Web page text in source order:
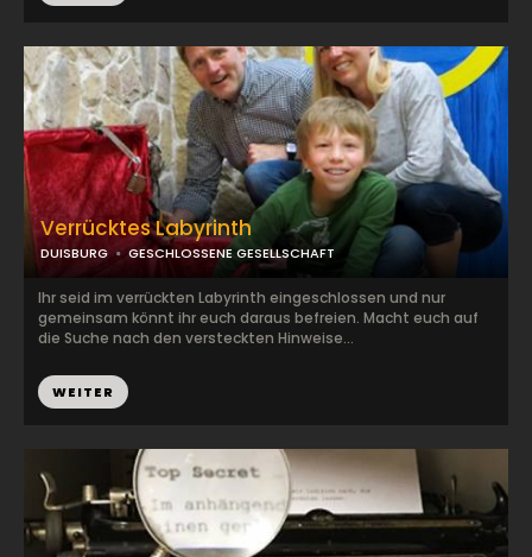
Verrücktes Labyrinth
DUISBURG GESCHLOSSENE GESELLSCHAFT
Ihr seid im verrückten Labyrinth eingeschlossen und nur
gemeinsam könnt ihr euch daraus befreien. Macht euch auf
die Suche nach den versteckten Hinweise...
WEITER